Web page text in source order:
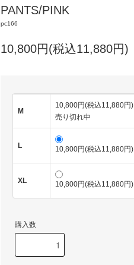
PANTS/PINK
pc166
10,800円(税込11,880円)
M
10,800円(税込11,880円)
売り切れ中
L 10,800円(税込11,880円)
XL 10,800円(税込11,880円)
購入数